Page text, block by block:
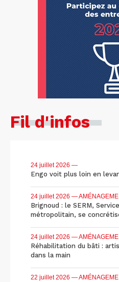
Fil d'infos
24 juillet 2026 —
Engo voit plus loin en
24 juillet 2026 —
Brignoud : le SERM,
métropolitain, se
24 juillet 2026 —
Réhabilitation du bâti :
dans la main
22 juillet 2026 —